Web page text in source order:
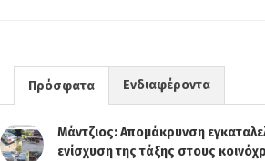
Πρόσφατα Ενδιαφέροντα
Μάντζιος: Απομάκρυνση
ενίσχυση της τάξης στους